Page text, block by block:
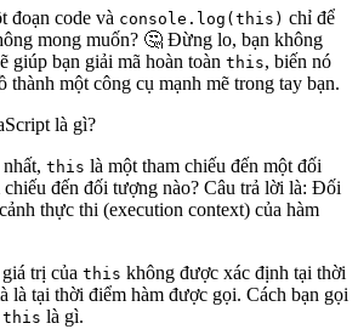
đoạn code và console.log(this) chỉ để
mong muốn? 🤔 Đừng lo, bạn không
giúp bạn giải mã hoàn toàn this, biến nó
thành một công cụ mạnh mẽ trong tay bạn.
là gì?
this là một tham chiếu đến một đối
đến đối tượng nào? Câu trả lời là: Đối
thực thi (execution context) của hàm
trị của this không được xác định tại thời
là tại thời điểm hàm được gọi. Cách bạn gọi
this là gì.